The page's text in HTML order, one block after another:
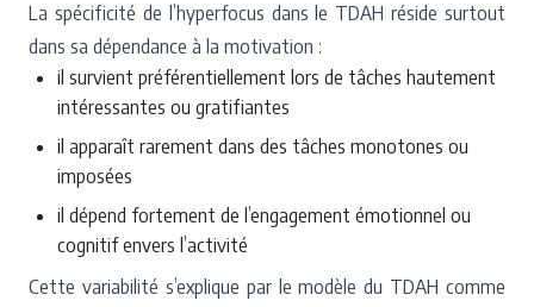
La spécificité de l’hyperfocus dans le TDAH réside surtout
dans sa dépendance à la motivation :
il survient préférentiellement lors de tâches hautement
intéressantes ou gratifiantes
il apparaît rarement dans des tâches monotones ou
imposées
il dépend fortement de l’engagement émotionnel ou
cognitif envers l’activité
Cette variabilité s’explique par le modèle du TDAH comme